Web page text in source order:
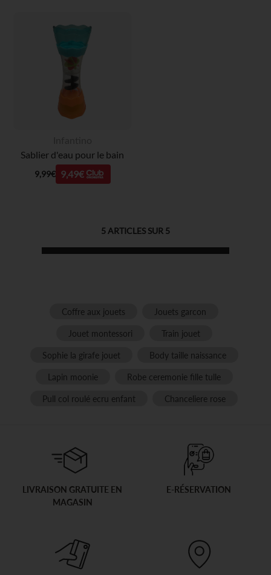
Sablier d'eau pour le bain
9,99€ 9,49€
5 ARTICLES SUR 5
Coffre aux jouets
Jouets garcon
Jouet montessori
Train jouet
Sophie la girafe jouet
Body taille naissance
Lapin moonie
Robe ceremonie fille tulle
Pull col roulé ecru enfant
Chanceliere rose
LIVRAISON GRATUITE EN
MAGASIN
E-RÉSERVATION